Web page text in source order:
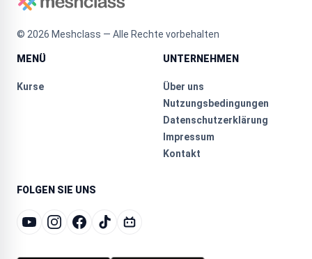
© 2026 Meshclass — Alle Rechte vorbehalten
MENÜ
Kurse
UNTERNEHMEN
Über uns
Nutzungsbedingungen
Datenschutzerklärung
Impressum
Kontakt
FOLGEN SIE UNS